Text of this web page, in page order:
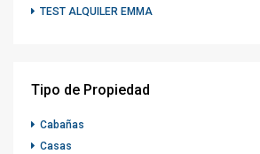
TEST ALQUILER EMMA
Tipo de Propiedad
Cabañas
Casas